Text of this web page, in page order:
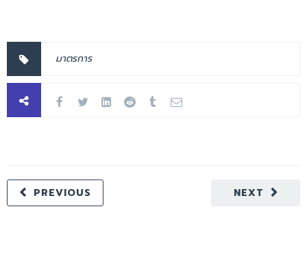
มาตรการ
NEXT
PREVIOUS